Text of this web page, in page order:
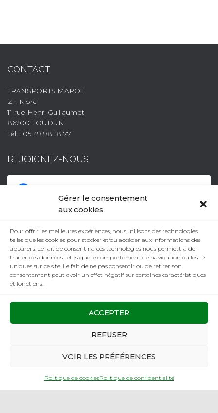
Gérer le consentement
aux cookies
Pour offrir les meilleures expériences, nous utilisons des technologies
telles que les cookies pour stocker et/ou accéder aux informations des
appareils. Le fait de consentir à ces technologies nous permettra de
traiter des données telles que le comportement de navigation ou les ID
uniques sur ce site. Le fait de ne pas consentir ou de retirer son
consentement peut avoir un effet négatif sur certaines caractéristiques
et fonctions.
ACCEPTER
REFUSER
VOIR LES PRÉFÉRENCES
Politique de cookiesPolitique de confidentialité
CONTACT
TRANSPORTS MAROT
Z.I. Nord
11 rue Henri Guillaumet
86200 LOUDUN
Tél. : 05 49 98 18 77
REJOIGNEZ-NOUS
Facebook
Cliquez pour accepter les cookies
marketing et activer ce contenu